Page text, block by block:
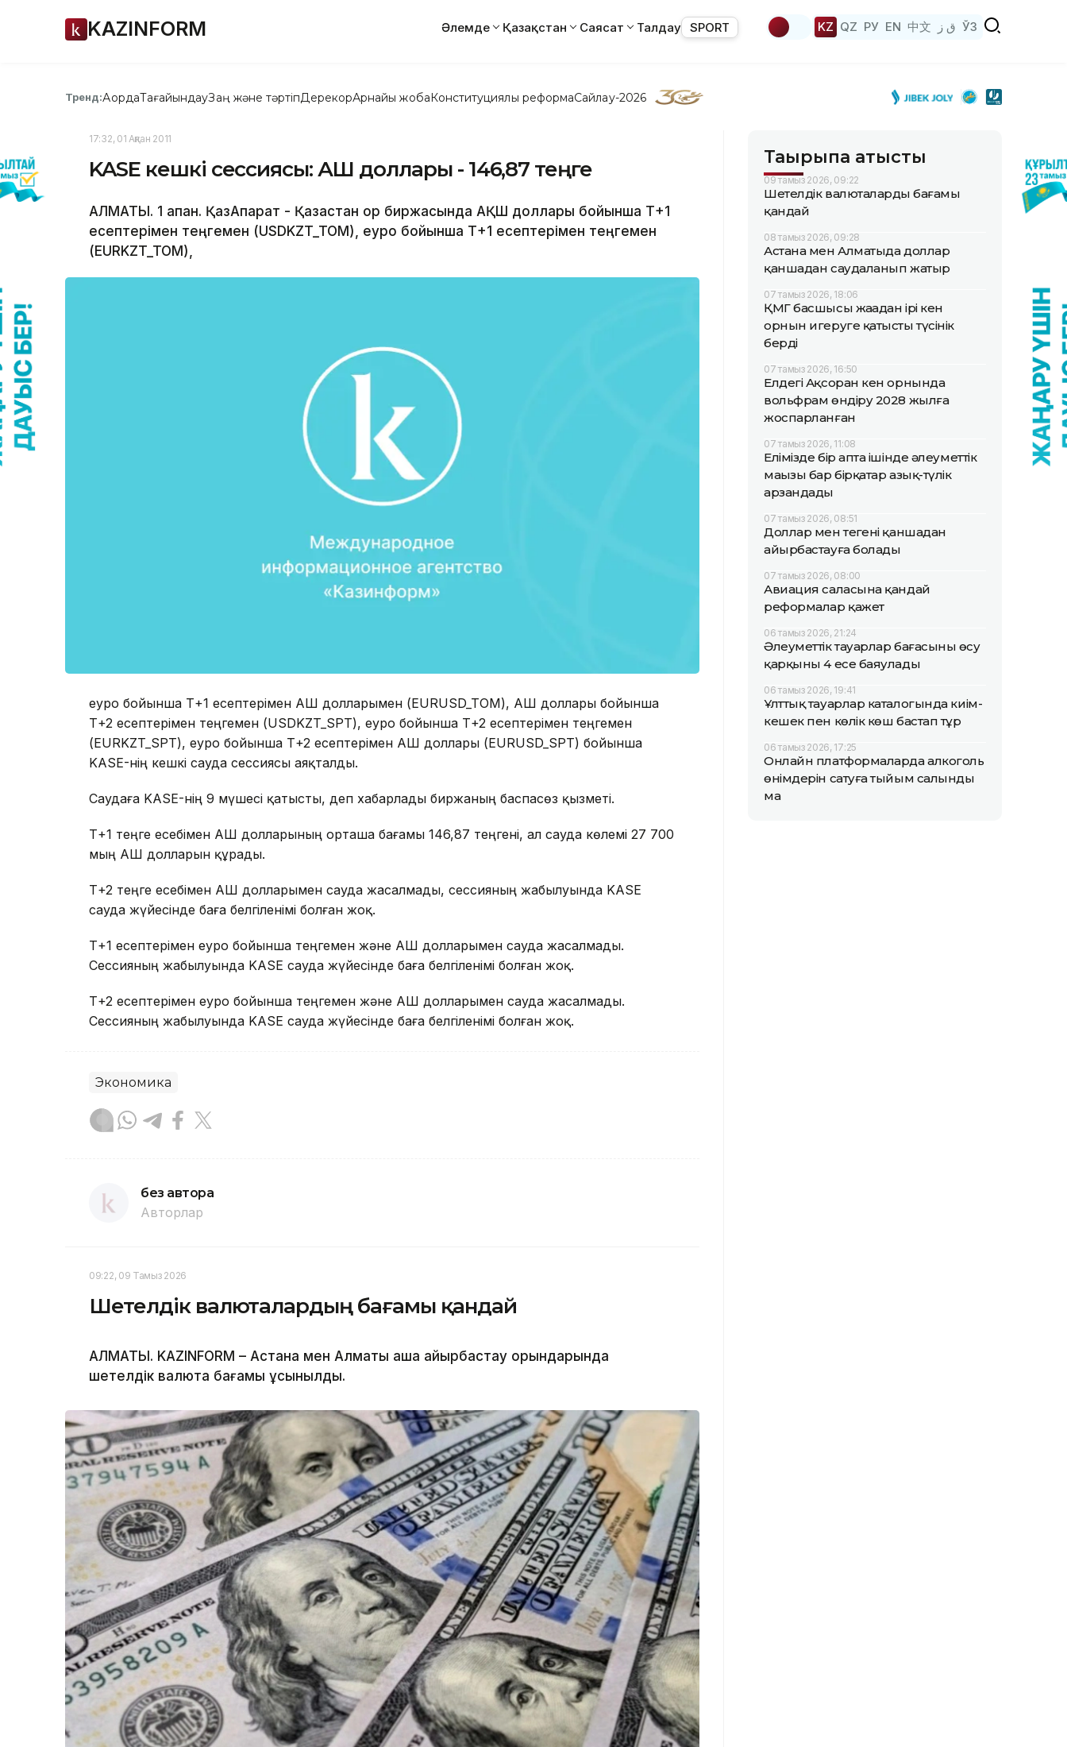
KAZINFORM Әлемде Қазақстан Саясат Талдау SPORT KZ QZ РУ EN 中文 ق ز ЎЗ
Тренд:АқордаТағайындауЗаң және тәртіпДерекқорАрнайы жобаКонституциялық реформаСайлау-2026
17:32, 01 Ақпан 2011
KASE кешкі сессиясы: АҚШ доллары - 146,87 теңге
АЛМАТЫ. 1 ақпан. ҚазАқпарат - Қазақстан қор биржасында АҚШ доллары бойынша Т+1
есептерімен теңгемен (USDKZT_TOM), еуро бойынша Т+1 есептерімен теңгемен
(EURKZT_TOM),
еуро бойынша Т+1 есептерімен АҚШ долларымен (EURUSD_TOM), АҚШ доллары бойынша
Т+2 есептерімен теңгемен (USDKZT_SPT), еуро бойынша Т+2 есептерімен теңгемен
(EURKZT_SPT), еуро бойынша Т+2 есептерімен АҚШ доллары (EURUSD_SPT) бойынша
KASE-нің кешкі сауда сессиясы аяқталды.
Саудаға KASE-нің 9 мүшесі қатысты, деп хабарлады биржаның баспасөз қызметі.
Т+1 теңге есебімен АҚШ долларының орташа бағамы 146,87 теңгені, ал сауда көлемі 27 700
мың АҚШ долларын құрады.
Т+2 теңге есебімен АҚШ долларымен сауда жасалмады, сессияның жабылуында KASE
сауда жүйесінде баға белгіленімі болған жоқ.
Т+1 есептерімен еуро бойынша теңгемен және АҚШ долларымен сауда жасалмады.
Сессияның жабылуында KASE сауда жүйесінде баға белгіленімі болған жоқ.
Т+2 есептерімен еуро бойынша теңгемен және АҚШ долларымен сауда жасалмады.
Сессияның жабылуында KASE сауда жүйесінде баға белгіленімі болған жоқ.
Экономика
без автора
Авторлар
09:22, 09 Тамыз 2026
Шетелдік валюталардың бағамы қандай
АЛМАТЫ. KAZINFORM – Астана мен Алматы ақша айырбастау орындарында
шетелдік валюта бағамы ұсынылды.
Тақырыпқа қатысты
09 тамыз 2026, 09:22
Шетелдік валюталардың бағамы
қандай
08 тамыз 2026, 09:28
Астана мен Алматыда доллар
қаншадан саудаланып жатыр
07 тамыз 2026, 18:06
ҚМГ басшысы жаңадан ірі кен
орнын игеруге қатысты түсінік
берді
07 тамыз 2026, 16:50
Елдегі Ақсоран кен орнында
вольфрам өндіру 2028 жылға
жоспарланған
07 тамыз 2026, 11:08
Елімізде бір апта ішінде әлеуметтік
маңызы бар бірқатар азық-түлік
арзандады
07 тамыз 2026, 08:51
Доллар мен теңгені қаншадан
айырбастауға болады
07 тамыз 2026, 08:00
Авиация саласына қандай
реформалар қажет
06 тамыз 2026, 21:24
Әлеуметтік тауарлар бағасының өсу
қарқыны 4 есе баяулады
06 тамыз 2026, 19:41
Ұлттық тауарлар каталогында киім-
кешек пен көлік көш бастап тұр
06 тамыз 2026, 17:25
Онлайн платформаларда алкоголь
өнімдерін сатуға тыйым салынды
ма